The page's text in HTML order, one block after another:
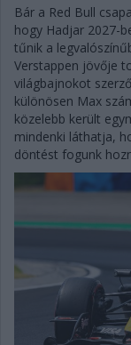
Bár a Red Bull
hogy Hadjar 2027-
tűnik a
Verstappen jövője
világbajnokot
különösen Max
közelebb került
mindenki láthatja,
döntést fogunk